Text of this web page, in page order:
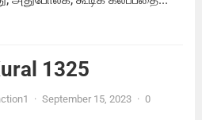
1325
· September 15, 2023 · 0